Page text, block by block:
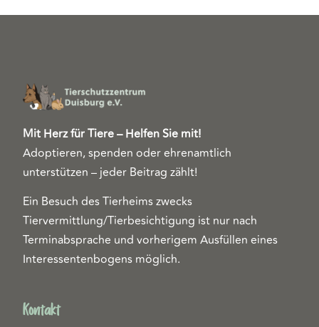
Mit Herz für Tiere – Helfen Sie mit!
Adoptieren, spenden oder ehrenamtlich
unterstützen – jeder Beitrag zählt!
Ein Besuch des Tierheims zwecks
Tiervermittlung/Tierbesichtigung ist nur nach
Terminabsprache und vorherigem Ausfüllen eines
Interessentenbogens möglich.
Kontakt